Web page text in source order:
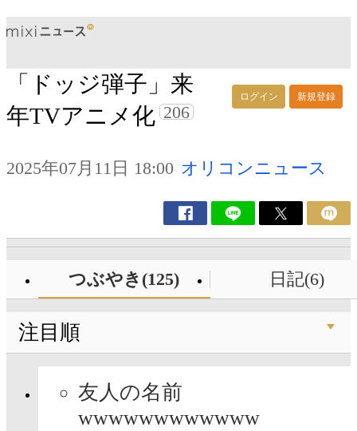
ログイン 新規登録
「ドッジ弾子」来
年TVアニメ化 206
2025年07月11日 18:00 オリコンニュース
つぶやき(125) 日記(6)
注目順
友人の名前
wwwwwwwwwwww